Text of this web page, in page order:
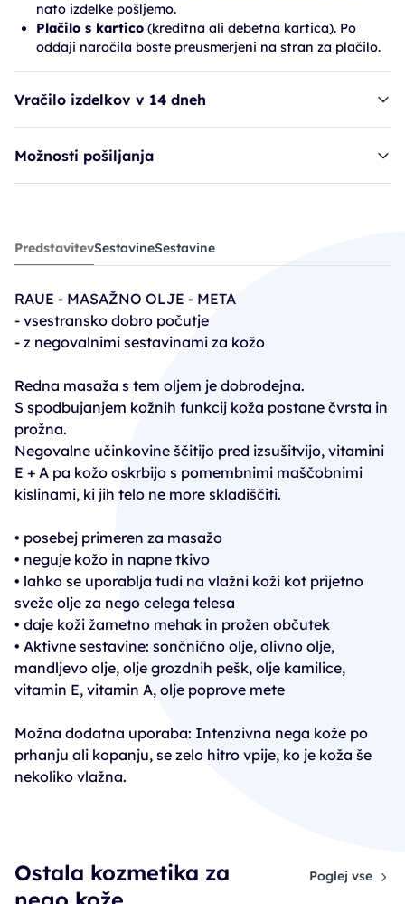
nato izdelke pošljemo.
Plačilo s kartico (kreditna ali debetna kartica). Po
oddaji naročila boste preusmerjeni na stran za plačilo.
Vračilo izdelkov v 14 dneh
Možnosti pošiljanja
Raue olje, masažno - meta
13,90€
PredstavitevSestavineSestavine
RAUE - MASAŽNO OLJE - META
- vsestransko dobro počutje
- z negovalnimi sestavinami za kožo
Redna masaža s tem oljem je dobrodejna.
S spodbujanjem kožnih funkcij koža postane čvrsta in
prožna.
Negovalne učinkovine ščitijo pred izsušitvijo, vitamini
E + A pa kožo oskrbijo s pomembnimi maščobnimi
kislinami, ki jih telo ne more skladiščiti.
• posebej primeren za masažo
• neguje kožo in napne tkivo
• lahko se uporablja tudi na vlažni koži kot prijetno
sveže olje za nego celega telesa
• daje koži žametno mehak in prožen občutek
• Aktivne sestavine: sončnično olje, olivno olje,
mandljevo olje, olje grozdnih pešk, olje kamilice,
vitamin E, vitamin A, olje poprove mete
Možna dodatna uporaba: Intenzivna nega kože po
prhanju ali kopanju, se zelo hitro vpije, ko je koža še
nekoliko vlažna.
Ostala kozmetika za
Poglej vse